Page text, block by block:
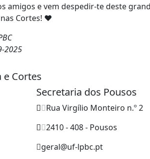
amigos e vem despedir-te deste
Cortes! ❤️
2025
e Cortes
Secretaria dos Pousos
Rua Virgílio Monteiro n.º 2
2410 - 408 - Pousos
geral@uf-lpbc.pt